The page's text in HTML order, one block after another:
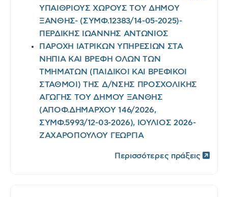
ΥΠΑΙΘΡΙΟΥΣ ΧΩΡΟΥΣ ΤΟΥ ΔΗΜΟΥ
ΞΑΝΘΗΣ- (ΣΥΜΦ.12383/14-05-2025)-
ΠΕΡΔΙΚΗΣ ΙΩΑΝΝΗΣ ΑΝΤΩΝΙΟΣ
ΠΑΡΟΧΗ ΙΑΤΡΙΚΩΝ ΥΠΗΡΕΣΙΩΝ ΣΤΑ
ΝΗΠΙΑ ΚΑΙ ΒΡΕΦΗ ΟΛΩΝ ΤΩΝ
ΤΜΗΜΑΤΩΝ (ΠΑΙΔΙΚΟΙ ΚΑΙ ΒΡΕΦΙΚΟΙ
ΣΤΑΘΜΟΙ) ΤΗΣ Δ/ΝΣΗΣ ΠΡΟΣΧΟΛΙΚΗΣ
ΑΓΩΓΗΣ ΤΟΥ ΔΗΜΟΥ ΞΑΝΘΗΣ
(ΑΠΟΦ.ΔΗΜΑΡΧΟΥ 146/2026,
ΣΥΜΦ.5993/12-03-2026), ΙΟΥΛΙΟΣ 2026-
ΖΑΧΑΡΟΠΟΥΛΟΥ ΓΕΩΡΓΙΑ
Περισσότερες πράξεις